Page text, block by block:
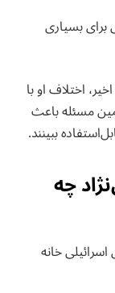
بسیاری
اختلاف او با
مسئله باعث
ببینند.
چه
خانه